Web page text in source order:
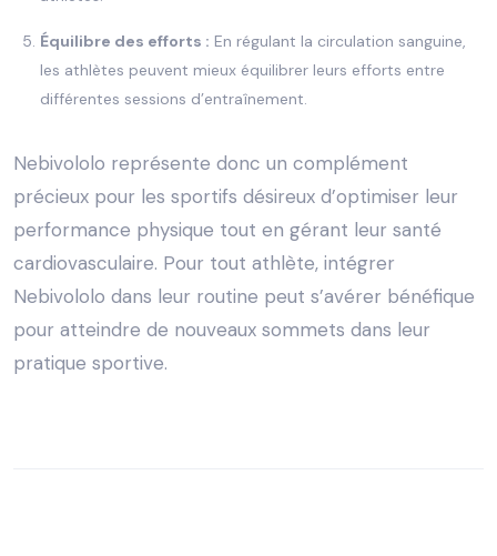
Équilibre des efforts : En régulant la circulation sanguine,
les athlètes peuvent mieux équilibrer leurs efforts entre
différentes sessions d’entraînement.
Nebivololo représente donc un complément
précieux pour les sportifs désireux d’optimiser leur
performance physique tout en gérant leur santé
cardiovasculaire. Pour tout athlète, intégrer
Nebivololo dans leur routine peut s’avérer bénéfique
pour atteindre de nouveaux sommets dans leur
pratique sportive.